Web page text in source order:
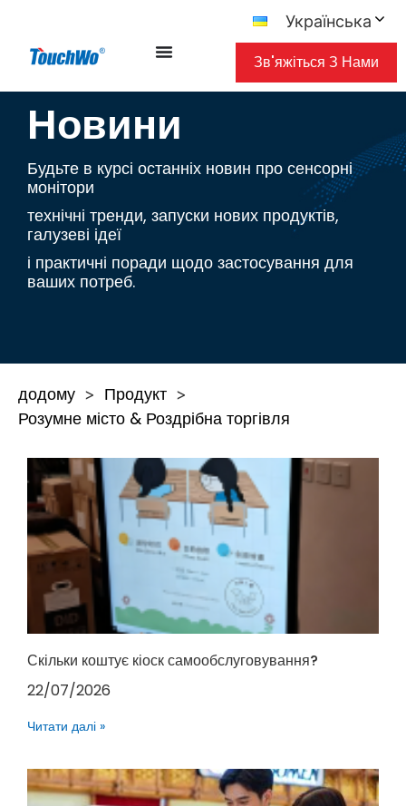
Українська
Зв'яжіться З Нами
Новини
Будьте в курсі останніх новин про сенсорні
монітори
технічні тренди, запуски нових продуктів,
галузеві ідеї
і практичні поради щодо застосування для
ваших потреб.
додому > Продукт >
Розумне місто & Роздрібна торгівля
Скільки коштує кіоск самообслуговування?
22/07/2026
Читати далі »